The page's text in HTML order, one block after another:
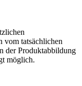
vom tatsächlichen
der Produktabbildung
möglich.